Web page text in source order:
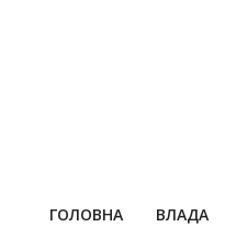
ГОЛОВНА ВЛАДА